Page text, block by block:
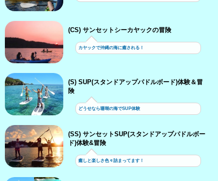
(CS) サンセットシーカヤックの冒険
カヤックで沖縄の海に癒される！
(S) SUP(スタンドアップパドルボード)体験＆冒
険
どうせなら珊瑚の海でSUP体験
(SS) サンセットSUP(スタンドアップパドルボー
ド)体験&冒険
癒しと楽しさ色々詰まってます！